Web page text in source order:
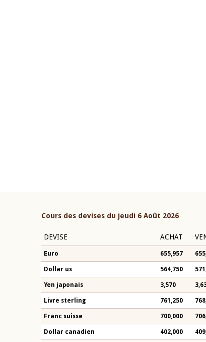
Cours des devises du jeudi 6 Août 2026
DEVISE ACHAT
Euro 655,957
Dollar us 564,750
Yen japonais 3,570
Livre sterling 761,250
Franc suisse 700,000
Dollar canadien 402,000